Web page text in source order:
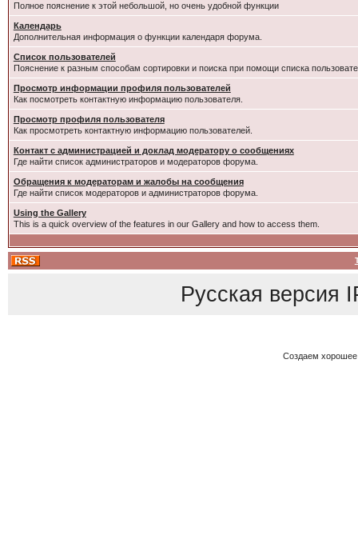
Полное пояснение к этой небольшой, но очень удобной функции
Календарь
Дополнительная информация о функции календаря форума.
Список пользователей
Пояснение к разным способам сортировки и поиска при помощи списка
Просмотр информации профиля пользователей
Как посмотреть контактную информацию пользователя.
Просмотр профиля пользователя
Как просмотреть контактную информацию пользователей.
Контакт с администрацией и доклад модератору о сообщениях
Где найти список администраторов и модераторов форума.
Обращения к модераторам и жалобы на сообщения
Где найти список модераторов и администраторов форума.
Using the Gallery
This is a quick overview of the features in our Gallery and how to access them.
Русская версия
Создаем